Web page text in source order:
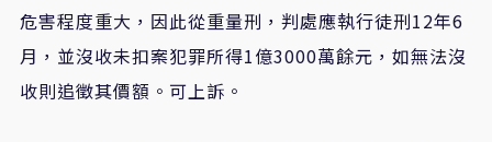
危害程度重大，因此從重量刑，判處應執行徒刑12年6
月，並沒收未扣案犯罪所得1億3000萬餘元，如無法沒
收則追徵其價額。可上訴。